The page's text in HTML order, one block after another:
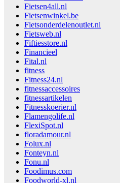
Fietsen4all.nl
Fietsenwinkel.be
Fietsonderdelenoutlet.nl
Fietsweb.nl
Fiftiesstore.nl
Financieel
Fital.nl
fitness
Fitness24.nl
fitnessaccessoires
fitnessartikelen
Fitnesskoerier.nl
Flamengolife.nl
FlexiSpot.nl
floradamour.nl
Folux.nl
Fonteyn.nl
Fonu.nl
Foodimus.com
Foodworld-xl.nl